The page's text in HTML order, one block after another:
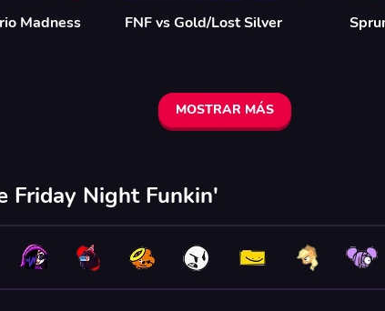
Madness FNF vs Gold/Lost Silver
MOSTRAR MÁS
Friday Night Funkin'